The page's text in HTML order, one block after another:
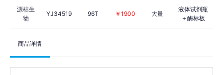
源桔生
物
YJ34519 96T ￥1900 大量
液体试剂瓶
＋酶标板
商品详情